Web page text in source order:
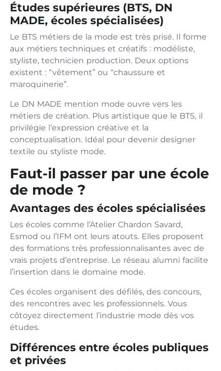
Études supérieures (BTS, DN
MADE, écoles spécialisées)
Le BTS métiers de la mode est très prisé. Il forme
aux métiers techniques et créatifs : modéliste,
styliste, technicien production. Deux options
existent : “vêtement” ou “chaussure et
maroquinerie”.
Le DN MADE mention mode ouvre vers les
métiers de création. Plus artistique que le BTS, il
privilégie l’expression créative et la
conceptualisation. Idéal pour devenir designer
textile ou styliste mode.
Faut-il passer par une école
de mode ?
Avantages des écoles spécialisées
Les écoles comme l’Atelier Chardon Savard,
Esmod ou l’IFM ont leurs atouts. Elles proposent
des formations très professionnalisantes avec de
vrais projets d’entreprise. Le réseau alumni facilite
l’insertion dans le domaine mode.
Ces écoles organisent des défilés, des concours,
des rencontres avec les professionnels. Vous
côtoyez directement l’industrie mode dès vos
études.
Différences entre écoles publiques
et privées